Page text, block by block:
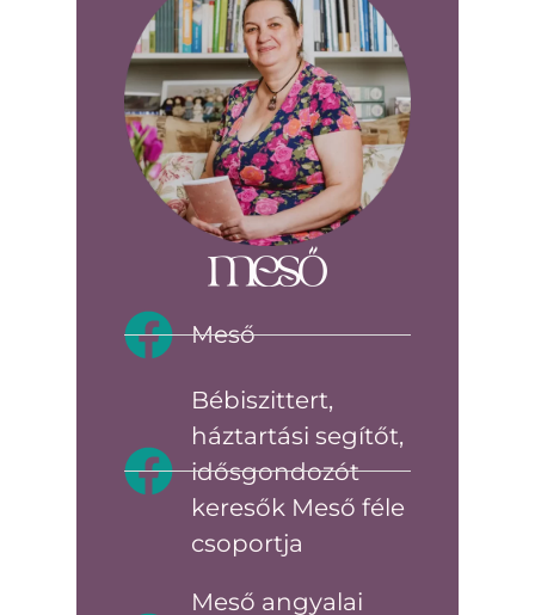
Meső
Bébiszittert,
háztartási segítőt,
idősgondozót
keresők Meső féle
csoportja
Meső angyalai